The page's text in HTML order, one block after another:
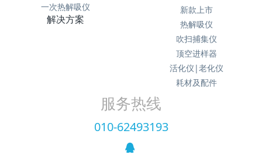
一次热解吸仪
新款上市
热解吸仪
吹扫捕集仪
顶空进样器
活化仪|老化仪
耗材及配件
解决方案
服务热线
010-62493193